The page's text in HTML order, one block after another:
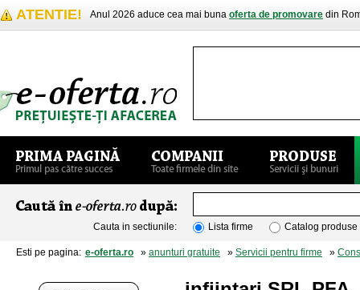
ATENTIE! Anul 2026 aduce cea mai buna oferta de promovare din
Cauta in sectiunile: Lista firme Catalog produse
Esti pe pagina: e-oferta.ro » anunturi gratuite » Servicii pentru firme »